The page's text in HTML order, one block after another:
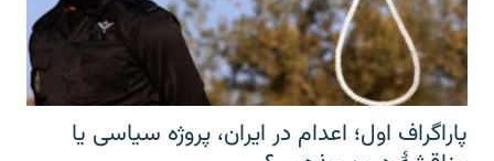
پاراگراف اول؛ اعدام در ایران، پروژه سیاسی یا